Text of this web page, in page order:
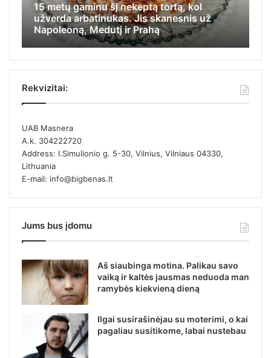
15 metų gaminu šį nekeptą tortą, kol
užverda arbatinukas. Jis skanesnis už
Napoleoną, Medutį ir Prahą
Rekvizitai:
UAB Masnera
A.k. 304222720
Address: I.Simulionio g. 5-30, Vilnius, Vilniaus 04330,
Lithuania
E-mail: info@bigbenas.lt
Jums bus įdomu
Aš siaubinga motina. Palikau savo
vaiką ir kaltės jausmas neduoda man
ramybės kiekvieną dieną
Ilgai susirašinėjau su moterimi, o kai
pagaliau susitikome, labai nustebau